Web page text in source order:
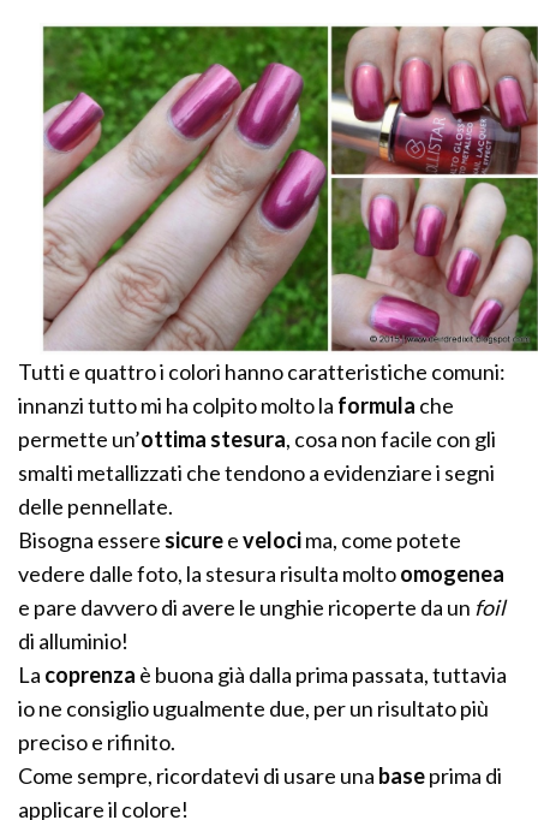
Tutti e quattro i colori hanno caratteristiche comuni:
innanzi tutto mi ha colpito molto la formula che
permette un’ottima stesura, cosa non facile con gli
smalti metallizzati che tendono a evidenziare i segni
delle pennellate.
Bisogna essere sicureevelocima, come potete
vedere dalle foto, la stesura risulta moltoomogenea
e pare davvero di avere le unghie ricoperte da un foil
di alluminio!
La coprenza è buona già dalla prima passata, tuttavia
io ne consiglio ugualmente due, per un risultato più
preciso e rifinito.
Come sempre, ricordatevi di usare una baseprima di
applicare il colore!